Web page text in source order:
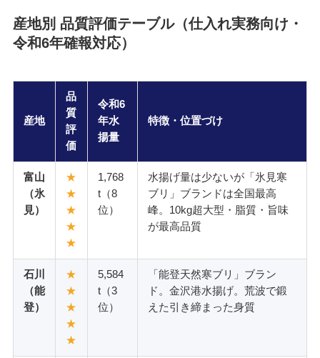
産地別 品質評価テーブル（仕入れ実務向け・
令和6年確報対応）
産地
品
質
評
価
令和6
年水
揚量
特徴・位置づけ
富山
（氷
見）
★
★
★
★
★
1,768
t（8
位）
水揚げ量は少ないが「氷見寒
ブリ」ブランドは全国最高
峰。10kg超大型・脂質・旨味
が最高品質
石川
（能
登）
★
★
★
★
★
5,584
t（3
位）
「能登天然寒ブリ」ブラン
ド。金沢港水揚げ。荒波で鍛
えた引き締まった身質